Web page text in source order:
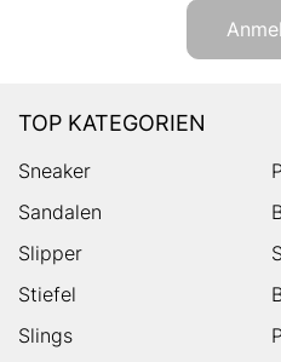
TOP KATEGORIEN
Sneaker
Sandalen
Slipper
Stiefel
Slings